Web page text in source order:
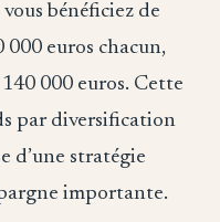
bénéficiez de
euros chacun,
000 euros. Cette
par diversification
d’une stratégie
importante.